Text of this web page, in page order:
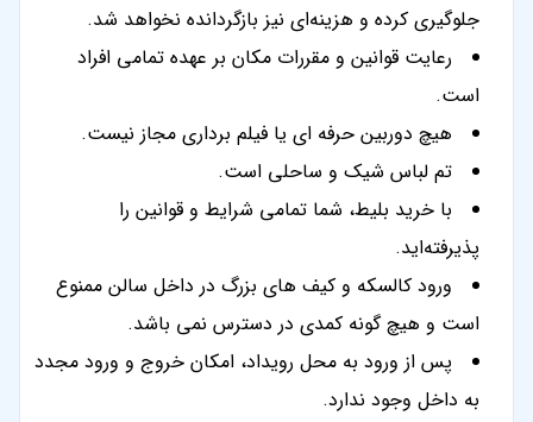
جلوگیری کرده و هزینه‌ای نیز بازگردانده نخواهد شد.
رعایت قوانین و مقررات مکان بر عهده تمامی افراد
است.
هیچ دوربین حرفه ای یا فیلم برداری مجاز نیست.
تم لباس‌ شیک و ساحلی است.
با خرید بلیط، شما تمامی شرایط و قوانین را
پذیرفته‌اید.
ورود کالسکه و کیف های بزرگ در داخل سالن ممنوع
است و هیچ گونه کمدی در دسترس نمی باشد.
پس از ورود به محل رویداد، امکان خروج و ورود مجدد
به داخل وجود ندارد.